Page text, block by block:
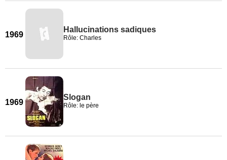
1969
Hallucinations sadiques
Rôle: Charles
1969
Slogan
Rôle: le père